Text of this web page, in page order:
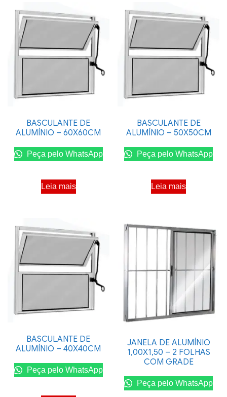
BASCULANTE DE
ALUMÍNIO – 60X60CM
Peça pelo WhatsApp
Leia mais
BASCULANTE DE
ALUMÍNIO – 50X50CM
Peça pelo WhatsApp
Leia mais
BASCULANTE DE
ALUMÍNIO – 40X40CM
Peça pelo WhatsApp
JANELA DE ALUMÍNIO
1,00X1,50 – 2 FOLHAS
COM GRADE
Peça pelo WhatsApp